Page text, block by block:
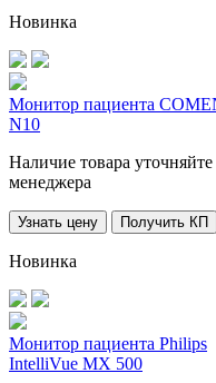
Новинка
Монитор пациента
N10
Наличие товара уточняйте
менеджера
Узнать цену Получить КП
Новинка
Монитор пациента Philips
IntelliVue MX 500